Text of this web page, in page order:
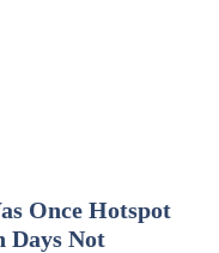
Once Hotspot
Days Not